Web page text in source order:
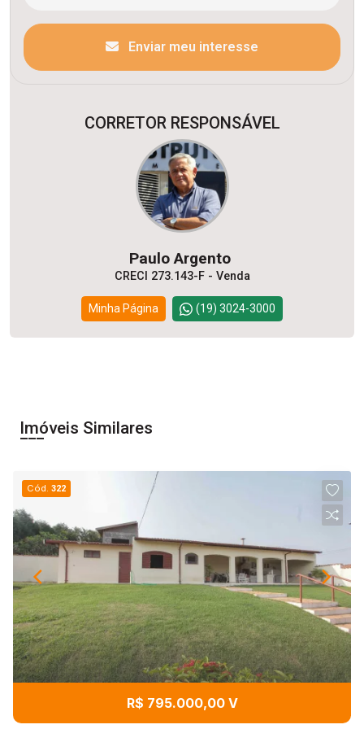
Enviar meu interesse
CORRETOR RESPONSÁVEL
Paulo Argento
CRECI 273.143-F - Venda
Minha Página (19) 3024-3000
Imóveis Similares
Cód.322
R$ 795.000,00 V